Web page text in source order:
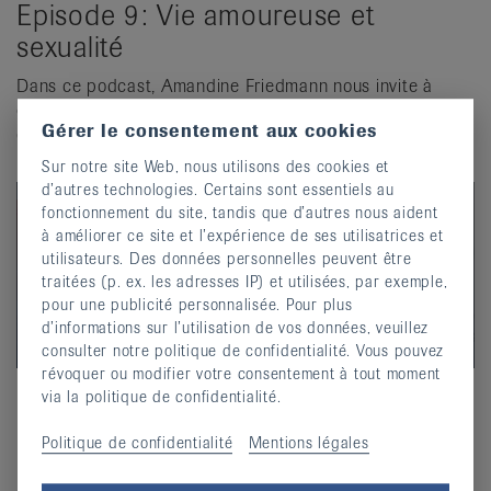
Episode 9: Vie amoureuse et
sexualité
Dans ce podcast, Amandine Friedmann nous invite à
élargir notre vision de la sexualité et prodigue des
conseils pour que la douleur n’empêche ni la tendresse ni
l’intimité.
Ce contenu est hébergé par un tiers. En affichant le
contenu externe, vous acceptez ladéclaration de
confidentialitéde captivate.fm.
Écouter maintenant
Ne plus demander
Episode 8: Préjugés et clichés sur
les rhumatismes
Gérer le consentement aux cookies
Sur notre site Web, nous utilisons des cookies et
d’autres technologies. Certains sont essentiels au
fonctionnement du site, tandis que d’autres nous aident
à améliorer ce site et l’expérience de ses utilisatrices et
utilisateurs. Des données personnelles peuvent être
traitées (p. ex. les adresses IP) et utilisées, par exemple,
pour une publicité personnalisée. Pour plus
d’informations sur l’utilisation de vos données, veuillez
consulter notre politique de confidentialité. Vous pouvez
révoquer ou modifier votre consentement à tout moment
via la politique de confidentialité.
Politique de confidentialité Mentions légales